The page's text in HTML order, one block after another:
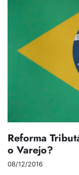
Reforma
o Varejo?
08/12/2016